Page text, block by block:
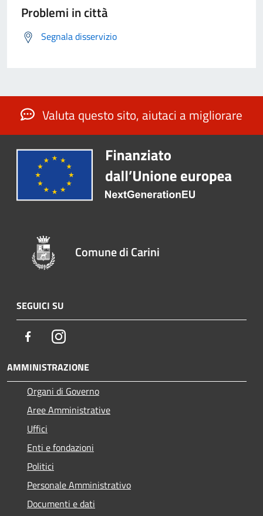
Problemi in città
Segnala disservizio
Valuta questo sito, aiutaci a migliorare
Comune di Carini
SEGUICI SU
FacebookInstagram
AMMINISTRAZIONE
Organi di Governo
Aree Amministrative
Uffici
Enti e fondazioni
Politici
Personale Amministrativo
Documenti e dati